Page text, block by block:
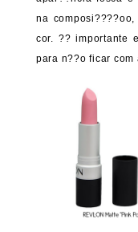
na
cor. ?? importante
para n??o ficar com